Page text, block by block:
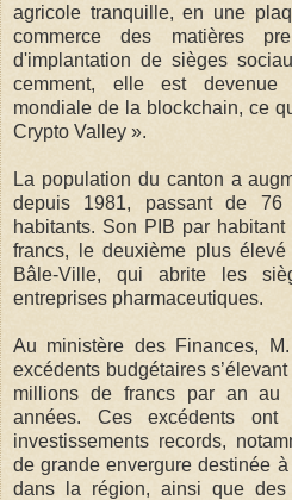
agricole tranquille, en une
commerce des matières
d'implantation de sièges
cemment, elle est devenue
mondiale de la blockchain, ce
Crypto Valley ».
La popu­la­tion du can­ton a
depuis 1981, passant de
habitants. Son PIB par
francs, le deuxième plus
Bâle-Ville, qui abrite les
entreprises pharmaceutiques.
Au ministère des Finances,
excédents budgétaires
millions de francs par an au
années. Ces excédents
investissements records,
de grande envergure destinée
dans la région, ainsi que des